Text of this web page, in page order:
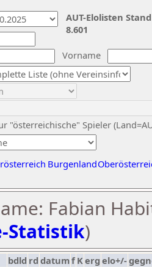
Vorname
"österreichische" Spieler
Burgenland
AUT-Elolisten
8.601
Fabian
Statistik)
bdld rd datumf Kerg elo+/-